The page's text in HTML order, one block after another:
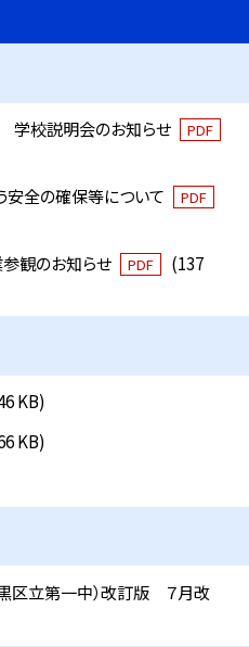
学校説明会のお知らせ PDF
安全の確保等について
PDF
観のお知らせ
PDF
(137
KB)
KB)
区立第一中）改訂版 ７月改